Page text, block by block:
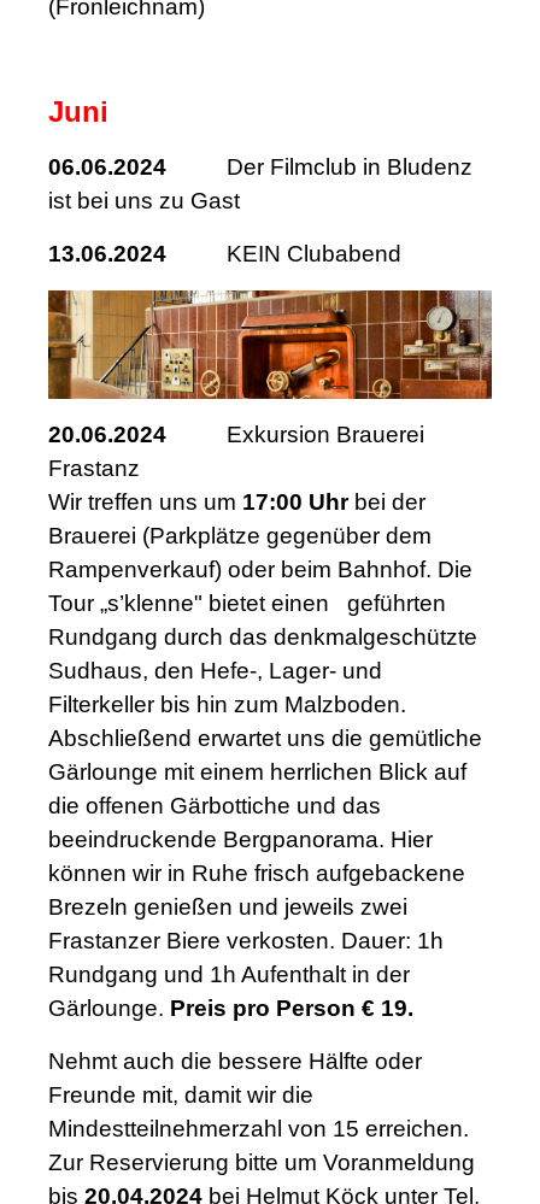
(Fronleichnam)
Juni
06.06.2024 Der Filmclub in Bludenz
ist bei uns zu Gast
13.06.2024 KEIN Clubabend
20.06.2024 Exkursion Brauerei
Frastanz
Wir treffen uns um 17:00 Uhr bei der
Brauerei (Parkplätze gegenüber dem
Rampenverkauf) oder beim Bahnhof. Die
Tour „s’klenne" bietet einen geführten
Rundgang durch das denkmalgeschützte
Sudhaus, den Hefe-, Lager- und
Filterkeller bis hin zum Malzboden.
Abschließend erwartet uns die gemütliche
Gärlounge mit einem herrlichen Blick auf
die offenen Gärbottiche und das
beeindruckende Bergpanorama. Hier
können wir in Ruhe frisch aufgebackene
Brezeln genießen und jeweils zwei
Frastanzer Biere verkosten. Dauer: 1h
Rundgang und 1h Aufenthalt in der
Gärlounge. Preis pro Person € 19.
Nehmt auch die bessere Hälfte oder
Freunde mit, damit wir die
Mindestteilnehmerzahl von 15 erreichen.
Zur Reservierung bitte um Voranmeldung
bis 20.04.2024 bei Helmut Köck unter Tel.